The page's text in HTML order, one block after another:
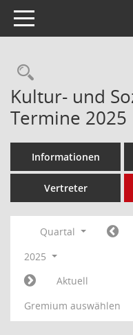
Toggle navigation
Kultur- und
Termine 2025
Informationen
Vertreter
Quartal
2025
Aktuell
Gremium auswählen